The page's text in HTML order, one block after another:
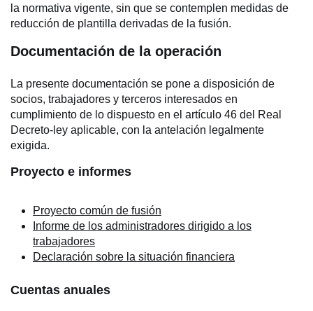
la normativa vigente, sin que se contemplen medidas de
reducción de plantilla derivadas de la fusión.
Documentación de la operación
La presente documentación se pone a disposición de
socios, trabajadores y terceros interesados en
cumplimiento de lo dispuesto en el artículo 46 del Real
Decreto-ley aplicable, con la antelación legalmente
exigida.
Proyecto e informes
Proyecto común de fusión
Informe de los administradores dirigido a los
trabajadores
Declaración sobre la situación financiera
Cuentas anuales